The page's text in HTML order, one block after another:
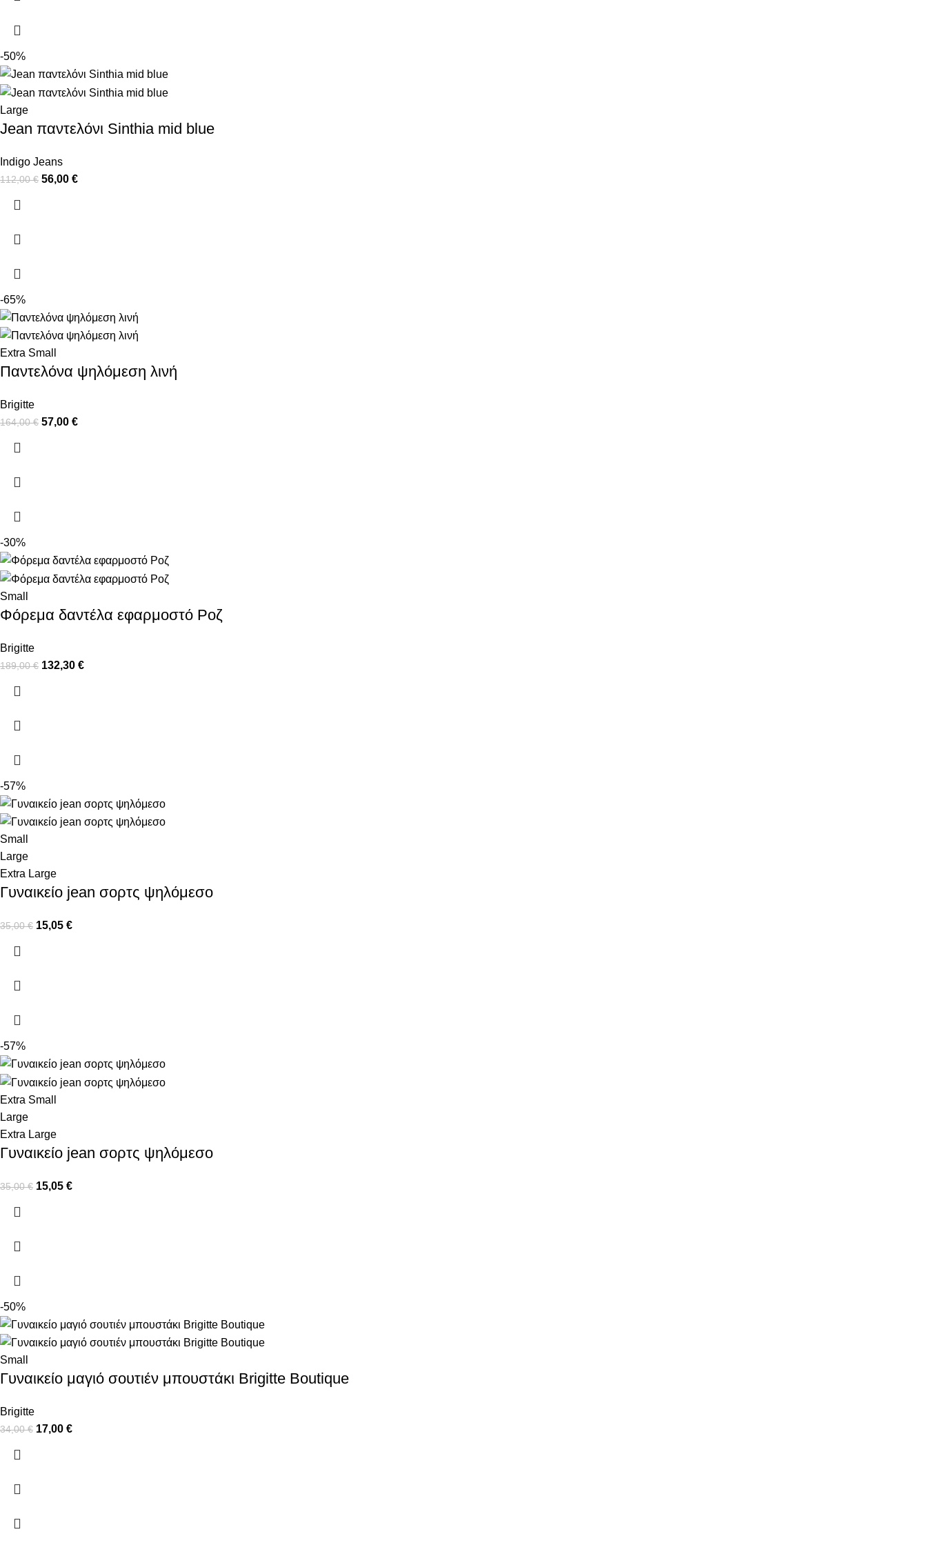
-50%
Large
Jean παντελόνι Sinthia mid blue
Indigo Jeans
112,00€ 56,00 €
-65%
Extra Small
Παντελόνα ψηλόμεση λινή
Brigitte
164,00€ 57,00 €
-30%
Small
Φόρεμα δαντέλα εφαρμοστό Ροζ
Brigitte
189,00€ 132,30 €
-57%
Small
Large
Extra Large
Γυναικείο jean σορτς ψηλόμεσο
35,00€ 15,05 €
-57%
Extra Small
Large
Extra Large
Γυναικείο jean σορτς ψηλόμεσο
35,00€ 15,05 €
-50%
Small
Γυναικείο μαγιό σουτιέν μπουστάκι Brigitte Boutique
Brigitte
34,00€ 17,00 €